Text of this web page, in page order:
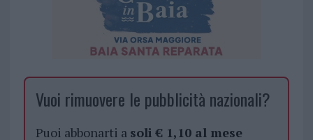
Vuoi rimuovere le pubblicità nazionali?
Puoi abbonarti a soli € 1,10 al mese